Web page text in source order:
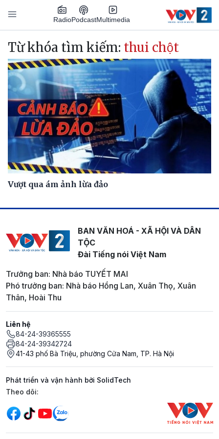
Nhảy đến nội dung
RadioPodcastMultimedia
Main navigation
Từ khóa tìm kiếm: thui chột
Vượt qua ám ảnh lừa đảo
BAN VĂN HOÁ - XÃ HỘI VÀ DÂN
TỘC
Đài Tiếng nói Việt Nam
Trưởng ban: Nhà báo TUYẾT MAI
Phó trưởng ban: Nhà báo Hồng Lan, Xuân Thọ, Xuân
Thân, Hoài Thu
Liên hệ
84-24-39365555
84-24-39342724
41-43 phố Bà Triệu, phường Cửa Nam, TP. Hà Nội
Phát triển và vận hành bởi SolidTech
Mạng xã hội
Theo dõi: